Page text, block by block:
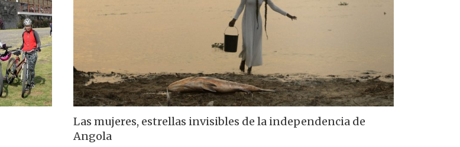
Las mujeres, estrellas invisibles de la independencia de
Angola